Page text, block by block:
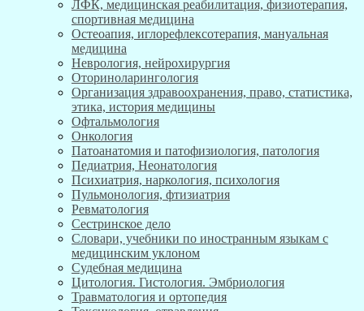
ЛФК, медицинская реабилитация, физиотерапия,
спортивная медицина
Остеоапия, иглорефлексотерапия, мануальная
медицина
Неврология, нейрохирургия
Оториноларингология
Организация здравоохранения, право, статистика,
этика, история медицины
Офтальмология
Онкология
Патоанатомия и патофизиология, патология
Педиатрия, Неонатология
Психиатрия, наркология, психология
Пульмонология, фтизиатрия
Ревматология
Сестринское дело
Словари, учебники по иностранным языкам с
медицинским уклоном
Судебная медицина
Цитология. Гистология. Эмбриология
Травматология и ортопедия